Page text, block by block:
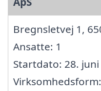
Bregnsletvej 1,
Ansatte: 1
Startdato: 28. juni